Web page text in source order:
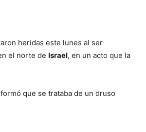
heridas este lunes al ser
el norte de Israel, en un acto que la
que se trataba de un druso